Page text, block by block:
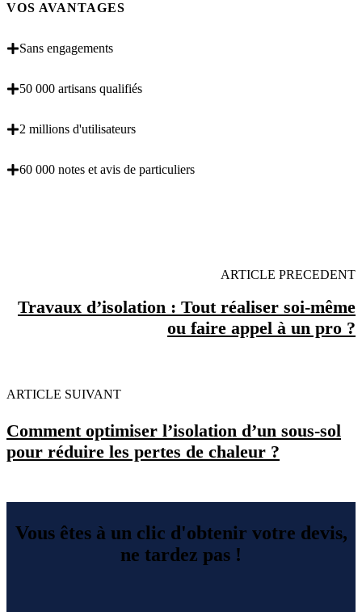
VOS AVANTAGES
Sans engagements
50 000 artisans qualifiés
2 millions d'utilisateurs
60 000 notes et avis de particuliers
ARTICLE PRECEDENT
Travaux d’isolation : Tout réaliser soi-même
ou faire appel à un pro ?
ARTICLE SUIVANT
Comment optimiser l’isolation d’un sous-sol
pour réduire les pertes de chaleur ?
Vous êtes à un clic d'obtenir votre devis,
ne tardez pas !